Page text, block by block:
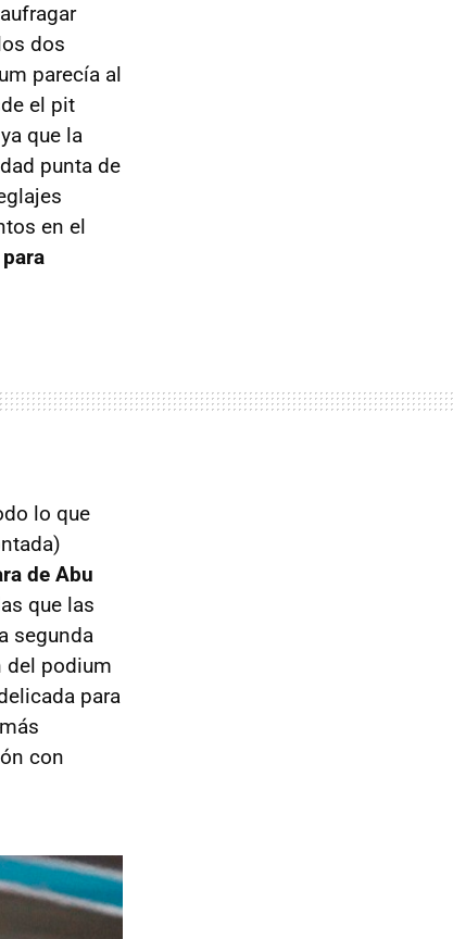
dos
parecía al
el pit
que la
punta de
en el
lo que
de Abu
que las
segunda
del podium
para
con